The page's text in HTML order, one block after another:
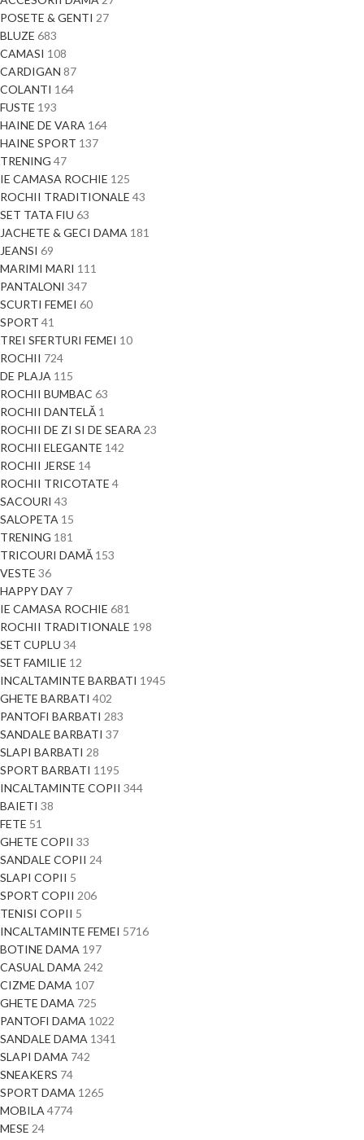
POSETE & GENTI 27
BLUZE 683
CAMASI 108
CARDIGAN 87
COLANTI 164
FUSTE 193
HAINE DE VARA 164
HAINE SPORT 137
TRENING 47
IE CAMASA ROCHIE 125
ROCHII TRADITIONALE 43
SET TATA FIU 63
JACHETE & GECI DAMA 181
JEANSI 69
MARIMI MARI 111
PANTALONI 347
SCURTI FEMEI 60
SPORT 41
TREI SFERTURI FEMEI 10
ROCHII 724
DE PLAJA 115
ROCHII BUMBAC 63
ROCHII DANTELĂ 1
ROCHII DE ZI SI DE SEARA 23
ROCHII ELEGANTE 142
ROCHII JERSE 14
ROCHII TRICOTATE 4
SACOURI 43
SALOPETA 15
TRENING 181
TRICOURI DAMĂ 153
VESTE 36
HAPPY DAY 7
IE CAMASA ROCHIE 681
ROCHII TRADITIONALE 198
SET CUPLU 34
SET FAMILIE 12
INCALTAMINTE BARBATI 1945
GHETE BARBATI 402
PANTOFI BARBATI 283
SANDALE BARBATI 37
SLAPI BARBATI 28
SPORT BARBATI 1195
INCALTAMINTE COPII 344
BAIETI 38
FETE 51
GHETE COPII 33
SANDALE COPII 24
SLAPI COPII 5
SPORT COPII 206
TENISI COPII 5
INCALTAMINTE FEMEI 5716
BOTINE DAMA 197
CASUAL DAMA 242
CIZME DAMA 107
GHETE DAMA 725
PANTOFI DAMA 1022
SANDALE DAMA 1341
SLAPI DAMA 742
SNEAKERS 74
SPORT DAMA 1265
MOBILA 4774
MESE 24